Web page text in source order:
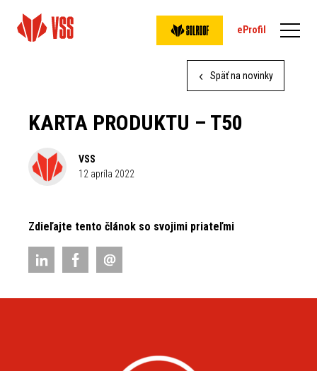
eProfil
Späť na novinky
KARTA PRODUKTU – T50
VSS
12 apríla 2022
Zdieľajte tento článok so svojimi priateľmi